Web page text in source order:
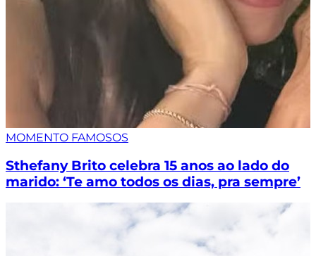
MOMENTO FAMOSOS
Sthefany Brito celebra 15 anos ao lado do
marido: ‘Te amo todos os dias, pra sempre’